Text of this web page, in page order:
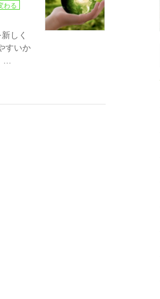
わる
しく
すいか
…